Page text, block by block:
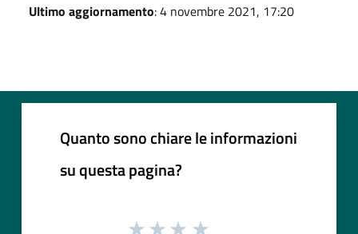
Ultimo aggiornamento: 4 novembre 2021, 17:20
Quanto sono chiare le informazioni
su questa pagina?